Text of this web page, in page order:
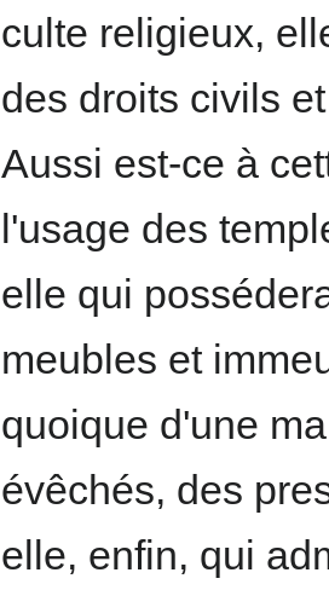
culte religieux,
des droits civils
Aussi est-ce à
l'usage des
elle qui
meubles et
quoique d'une
évêchés, des
elle, enfin, qui